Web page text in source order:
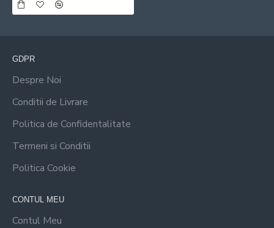
GDPR
Despre Noi
Conditii de Livrare
Politica de Confidentalitate
Termeni si Conditii
Politica Cookie
CONTUL MEU
Contul Meu